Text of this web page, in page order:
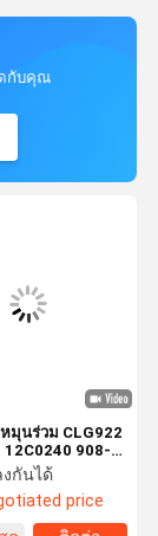
กับคุณ
มุนร่วม CLG922
12C0240 908-
925-225
กันได้
price